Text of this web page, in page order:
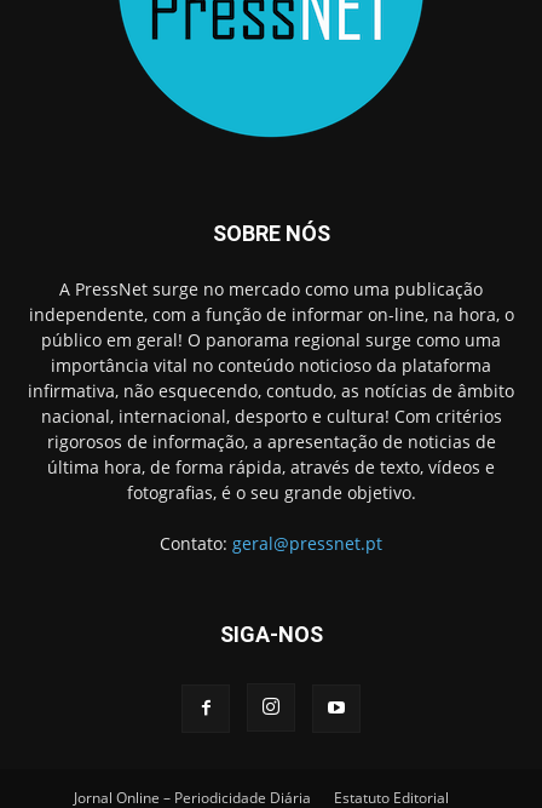
SOBRE NÓS
A PressNet surge no mercado como uma publicação
independente, com a função de informar on-line, na hora, o
público em geral! O panorama regional surge como uma
importância vital no conteúdo noticioso da plataforma
infirmativa, não esquecendo, contudo, as notícias de âmbito
nacional, internacional, desporto e cultura! Com critérios
rigorosos de informação, a apresentação de noticias de
última hora, de forma rápida, através de texto, vídeos e
fotografias, é o seu grande objetivo.
Contato: geral@pressnet.pt
SIGA-NOS
Jornal Online – Periodicidade Diária Estatuto Editorial